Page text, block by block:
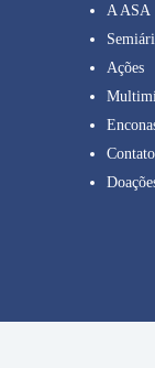
A ASA
Ações
Contato